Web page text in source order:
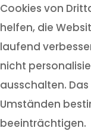
Cookies von
helfen, die
laufend
nicht
ausschalten.
Umständen
beeinträchtigen.